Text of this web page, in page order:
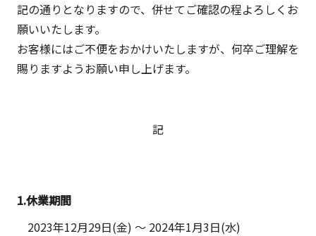
記の通りとなりますので、併せてご確認の程よろしくお
願いいたします。
お客様にはご不便をおかけいたしますが、何卒ご理解を
賜りますようお願い申し上げます。
記
1.休業期間
2023年12月29日(金) ～ 2024年1月3日(水)